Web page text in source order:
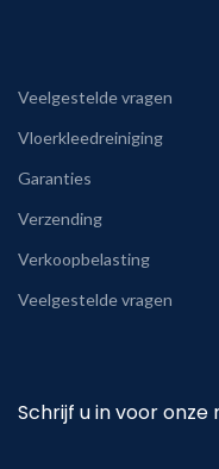
Veelgestelde vragen
Vloerkleedreiniging
Garanties
Verzending
Verkoopbelasting
Veelgestelde vragen
Schrijf u in voor onze